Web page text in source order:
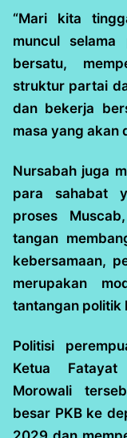
“Mari kita
muncul selama
bersatu,
struktur partai
dan bekerja
masa yang akan
Nursabah juga
para sahabat
proses
tangan
kebersamaan,
merupakan
tantangan politik
Politisi
Ketua
Morowali
besar PKB ke